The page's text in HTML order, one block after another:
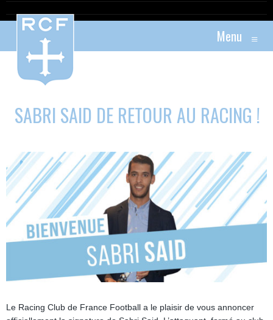
Menu ≡
SABRI SAID DE RETOUR AU RACING !
Le Racing Club de France Football a le plaisir de vous annoncer